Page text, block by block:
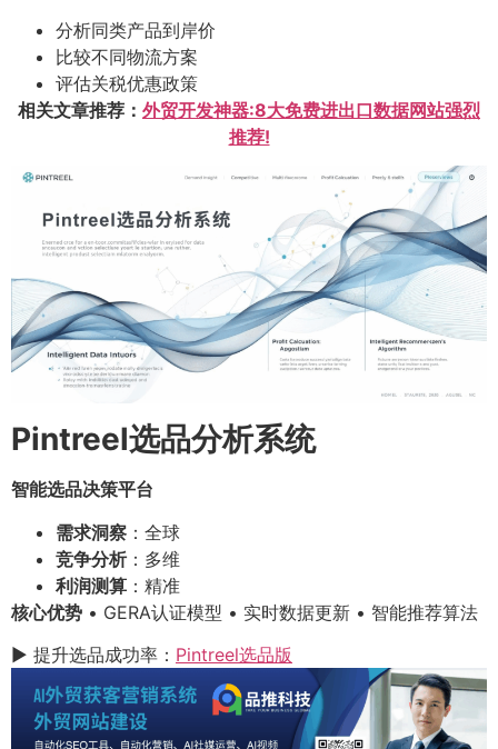
分析同类产品到岸价
比较不同物流方案
评估关税优惠政策
相关文章推荐： 外贸开发神器:8大免费进出口数据网站强烈
推荐!
Pintreel选品分析系统
智能选品决策平台
需求洞察 ：全球
竞争分析：多维
利润测算 ：精准
核心优势 • GERA认证模型 • 实时数据更新 • 智能推荐算法
▶ 提升选品成功率： Pintreel选品版